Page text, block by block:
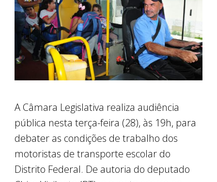
A Câmara Legislativa realiza audiência
pública nesta terça-feira (28), às 19h, para
debater as condições de trabalho dos
motoristas de transporte escolar do
Distrito Federal. De autoria do deputado